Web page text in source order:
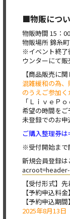
■物販につ
物販時間 15：
物販場所 錦糸
※イベント終了
ウンターにて販
【商品販売に関
混雑緩和の為
のうえご参加く
「ＬｉｖｅＰ
希望の時間をご
未登録でのお申
ご購入整理券
※受付開始まで
新規会員登録
【受付形式】
【予約申込料
【予約申込期間】
2025年8月13日